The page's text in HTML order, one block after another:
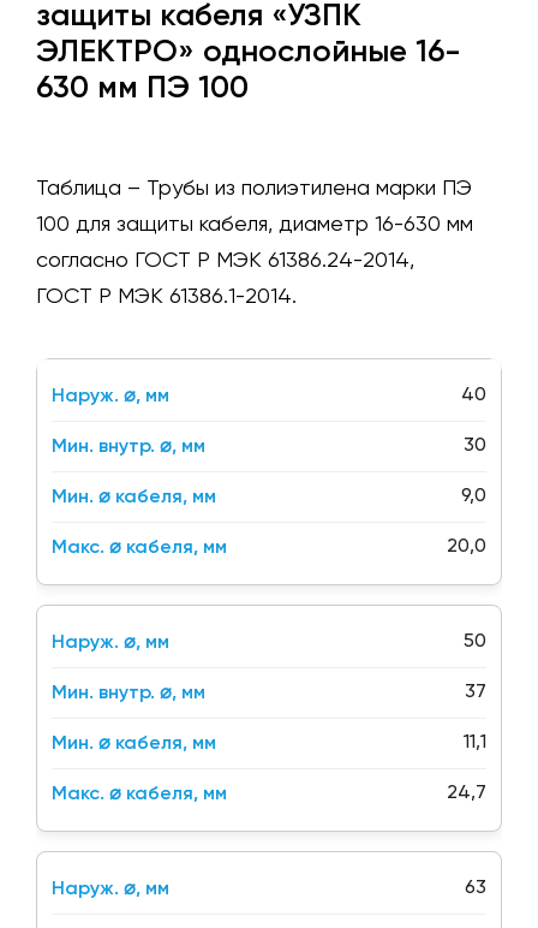
защиты кабеля «УЗПК
ЭЛЕКТРО» однослойные 16-
630 мм ПЭ 100
Таблица – Трубы из полиэтилена марки ПЭ
100 для защиты кабеля, диаметр 16-630 мм
согласно ГОСТ Р МЭК 61386.24-2014,
ГОСТ Р МЭК 61386.1-2014.
40
30
9,0
20,0
50
37
11,1
24,7
63